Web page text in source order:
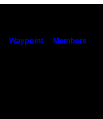
Waypoint Members